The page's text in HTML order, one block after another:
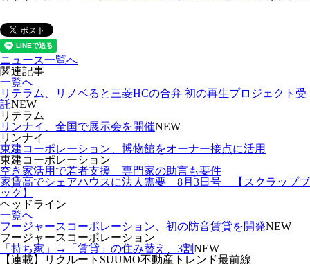
ニュース一覧へ
関連記事
一覧へ
リテラム、リノベると三菱HCの合弁 初の再生プロジェクト受
託NEW
リテラム
リンナイ、全国で展示会を開催NEW
リンナイ
東建コーポレーション、博物館をオーナー接点に活用
東建コーポレーション
空き家活用で若者支援 専門家の助言も要件
家賃高でシェアハウスに法人需要 8月3日号 【スクラップブ
ック】
ヘッドライン
一覧へ
フージャースコーポレーション、初の防音賃貸を開発NEW
フージャースコーポレーション
「持ち家」→「賃貸」の住み替え、3割NEW
【連載】リクルートSUUMO不動産トレンド最前線